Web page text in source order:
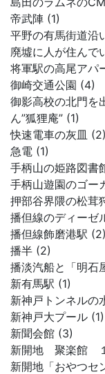
帝武陣 (1)
平野の有馬街道沿
廃墟に人が住ん
将軍駅の高尾アパ
御崎交通公園 (4)
御影高校の北門を
ん”狐狸庵” (1)
快速電車の灰皿 (2)
急電 (1)
手柄山の姫路図書
手柄山遊園のゴー
押部谷界隈の松茸
播但線のディーゼ
播但線飾磨港駅 (2)
播半 (2)
播淡汽船と「明石
新有馬駅 (1)
新神戸トンネルの
新神戸大プール (1)
新聞会館 (3)
新開地 聚楽館
新開地「おやつセ